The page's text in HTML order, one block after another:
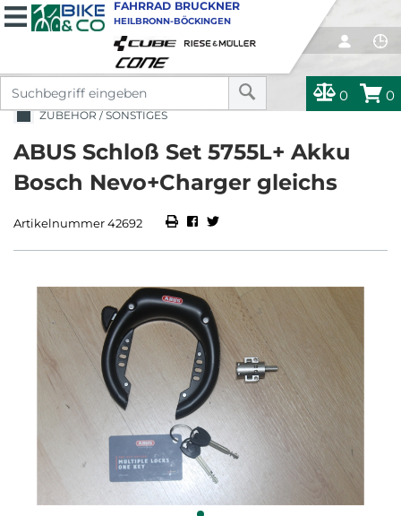
0 0
FAHRRAD BRUCKNER
HEILBRONN-BÖCKINGEN
ZUBEHÖR / SONSTIGES
ABUS Schloß Set 5755L+ Akku
Bosch Nevo+Charger gleichs
Artikelnummer 42692